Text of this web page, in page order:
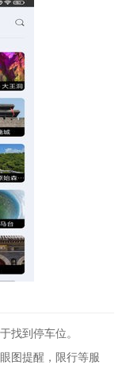
找到停车位。
图提醒，限行等服